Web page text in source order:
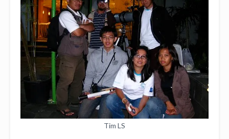
Tim LS